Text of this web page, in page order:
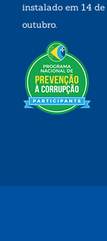
instalado em 14 de
outubro.